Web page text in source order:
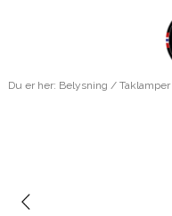
Du er her: Belysning / Taklamper